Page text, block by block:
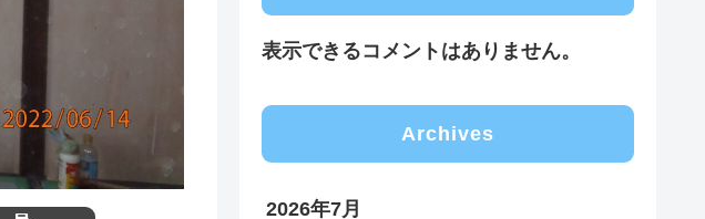
表示できるコメントはありません。
Archives
2026年7月